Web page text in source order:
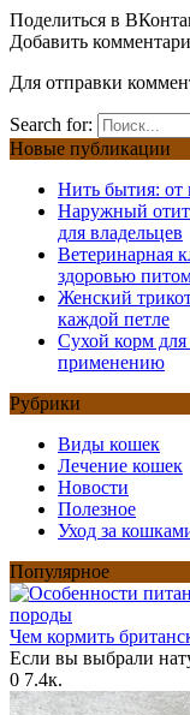
Поделиться в
Добавить
Для отправки
Search for:
Новые публикации
Нить бытия: от
Наружный отит
для владельцев
Ветеринарная
здоровью
Женский
каждой петле
Сухой корм
применению
Рубрики
Виды кошек
Лечение кошек
Новости
Полезное
Уход за
Популярное
Чем кормить
Если вы выбрали
0 7.4к.